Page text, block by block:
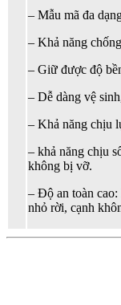
– Mẫu mã đa
– Khả năng
– Giữ được độ
– Dễ dàng vệ
– Khả năng chịu
– khả năng chịu
không bị vỡ.
– Độ an toàn
nhỏ rời, cạnh